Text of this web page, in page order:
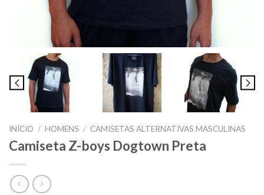
INÍCIO / HOMENS / CAMISETAS ALTERNATIVAS MASCULINAS
Camiseta Z-boys Dogtown Preta